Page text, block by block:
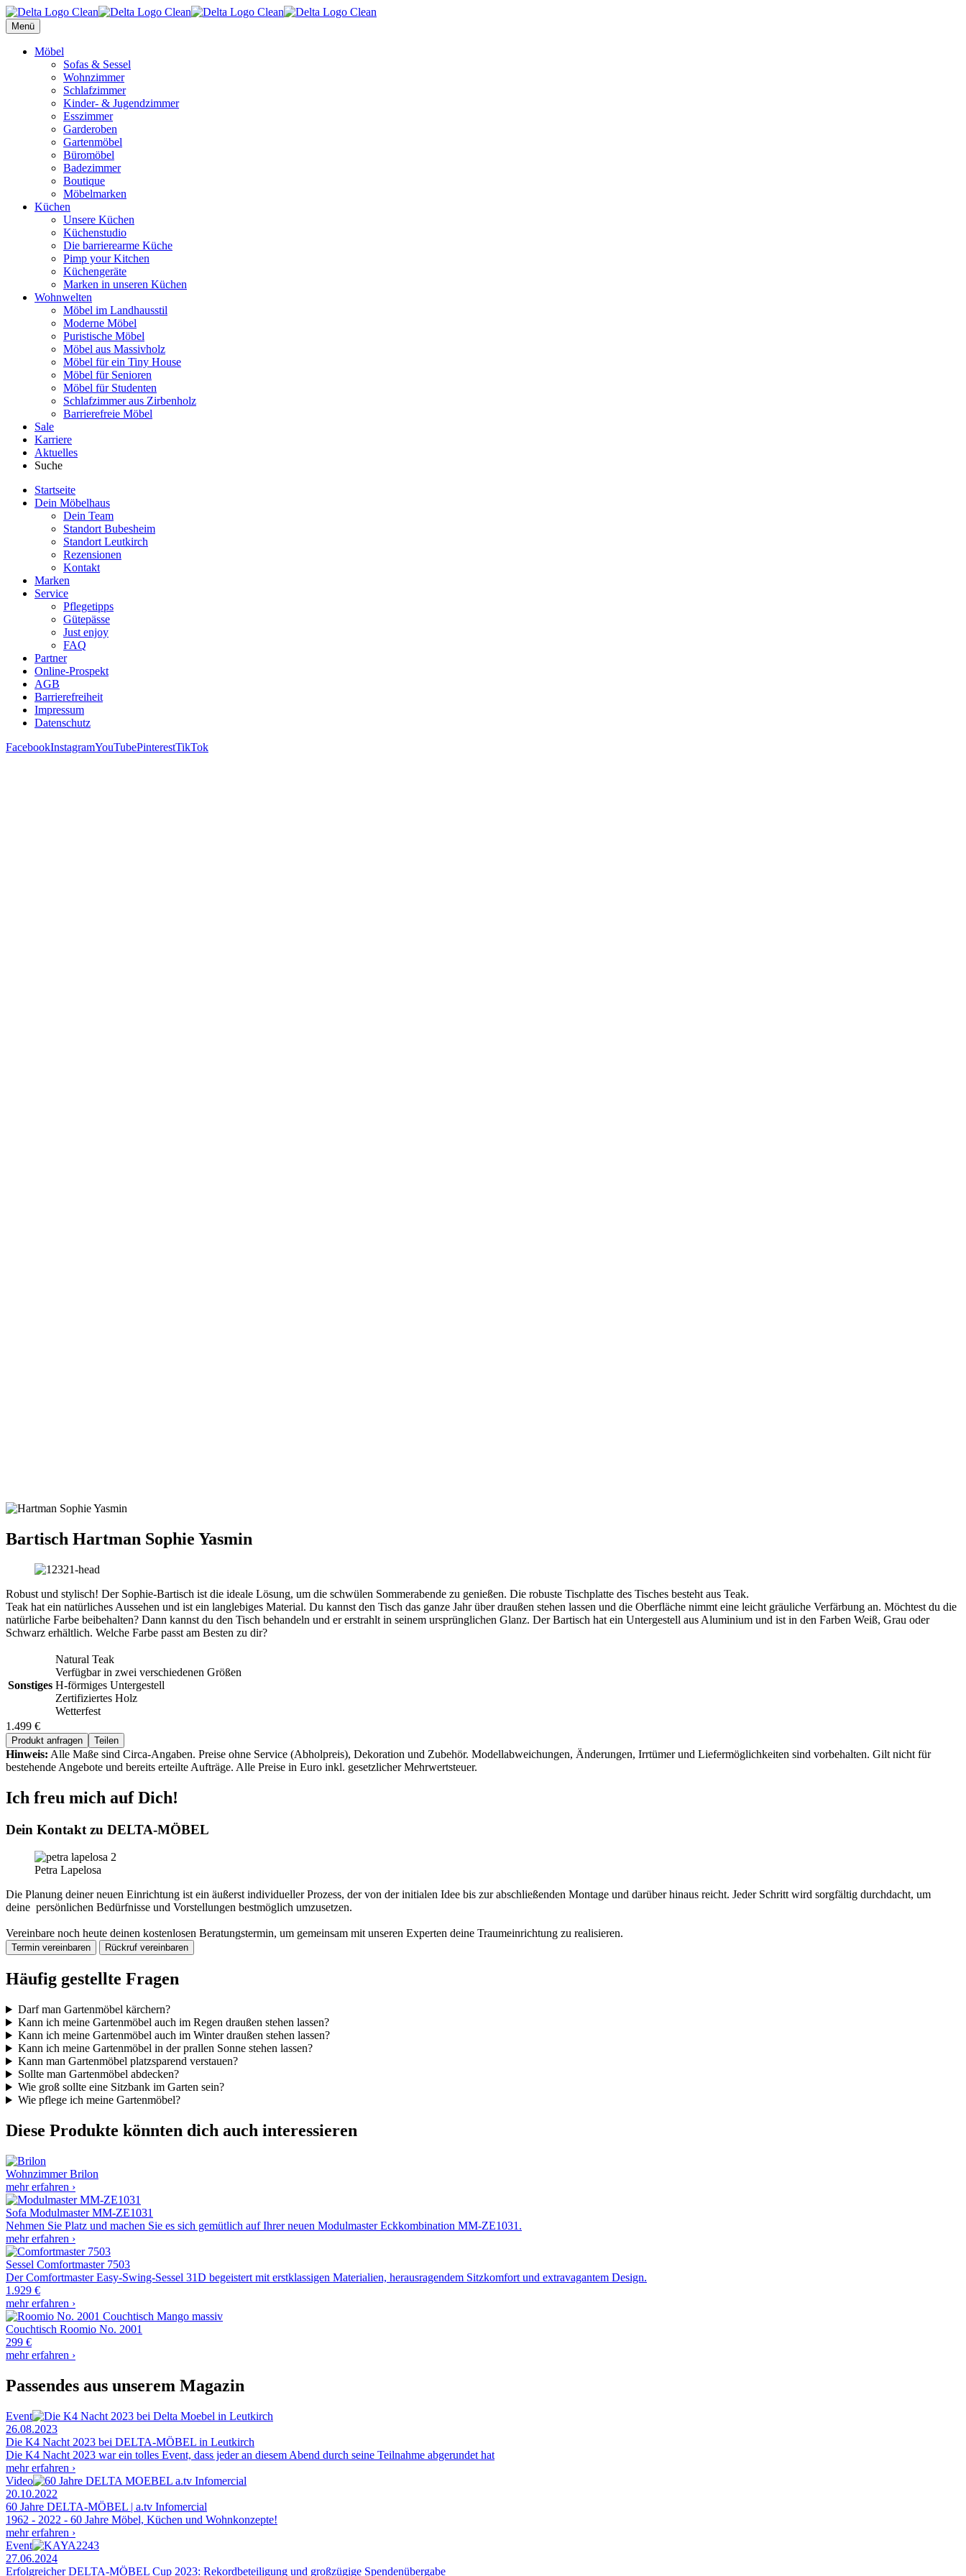
Menü
Möbel
Sofas & Sessel
Wohnzimmer
Schlafzimmer
Kinder- & Jugendzimmer
Esszimmer
Garderoben
Gartenmöbel
Büromöbel
Badezimmer
Boutique
Möbelmarken
Küchen
Unsere Küchen
Küchenstudio
Die barrierearme Küche
Pimp your Kitchen
Küchengeräte
Marken in unseren Küchen
Wohnwelten
Möbel im Landhausstil
Moderne Möbel
Puristische Möbel
Möbel aus Massivholz
Möbel für ein Tiny House
Möbel für Senioren
Möbel für Studenten
Schlafzimmer aus Zirbenholz
Barrierefreie Möbel
Sale
Karriere
Aktuelles
Suche
Startseite
Dein Möbelhaus
Dein Team
Standort Bubesheim
Standort Leutkirch
Rezensionen
Kontakt
Marken
Service
Pflegetipps
Gütepässe
Just enjoy
FAQ
Partner
Online-Prospekt
AGB
Barrierefreiheit
Impressum
Datenschutz
FacebookInstagramYouTubePinterestTikTok
Bartisch Hartman Sophie Yasmin
Robust und stylisch! Der Sophie-Bartisch ist die ideale Lösung, um die schwülen Sommerabende zu genießen. Die robuste Tischplatte des Tisches besteht aus Teak.
Teak hat ein natürliches Aussehen und ist ein langlebiges Material. Du kannst den Tisch das ganze Jahr über draußen stehen lassen und die Oberfläche nimmt eine leicht gräuliche Verfärbung an. Möchtest du die
natürliche Farbe beibehalten? Dann kannst du den Tisch behandeln und er erstrahlt in seinem ursprünglichen Glanz. Der Bartisch hat ein Untergestell aus Aluminium und ist in den Farben Weiß, Grau oder
Schwarz erhältlich. Welche Farbe passt am Besten zu dir?
Sonstiges
Natural Teak
Verfügbar in zwei verschiedenen Größen
H-förmiges Untergestell
Zertifiziertes Holz
Wetterfest
1.499 €
Produkt anfragen Teilen
Hinweis: Alle Maße sind Circa-Angaben. Preise ohne Service (Abholpreis), Dekoration und Zubehör. Modellabweichungen, Änderungen, Irrtümer und Liefermöglichkeiten sind vorbehalten. Gilt nicht für
bestehende Angebote und bereits erteilte Aufträge. Alle Preise in Euro inkl. gesetzlicher Mehrwertsteuer.
Ich freu mich auf Dich!
Dein Kontakt zu DELTA-MÖBEL
Petra Lapelosa
Die Planung deiner neuen Einrichtung ist ein äußerst individueller Prozess, der von der initialen Idee bis zur abschließenden Montage und darüber hinaus reicht. Jeder Schritt wird sorgfältig durchdacht, um
deine persönlichen Bedürfnisse und Vorstellungen bestmöglich umzusetzen.
Vereinbare noch heute deinen kostenlosen Beratungstermin, um gemeinsam mit unseren Experten deine Traumeinrichtung zu realisieren.
Termin vereinbaren Rückruf vereinbaren
Häufig gestellte Fragen
Darf man Gartenmöbel kärchern?
Kann ich meine Gartenmöbel auch im Regen draußen stehen lassen?
Kann ich meine Gartenmöbel auch im Winter draußen stehen lassen?
Kann ich meine Gartenmöbel in der prallen Sonne stehen lassen?
Kann man Gartenmöbel platzsparend verstauen?
Sollte man Gartenmöbel abdecken?
Wie groß sollte eine Sitzbank im Garten sein?
Wie pflege ich meine Gartenmöbel?
Diese Produkte könnten dich auch interessieren
WohnzimmerBrilon
mehr erfahren ›
Sofa Modulmaster MM-ZE1031
Nehmen Sie Platz und machen Sie es sich gemütlich auf Ihrer neuen Modulmaster Eckkombination MM-ZE1031.
mehr erfahren ›
Sessel Comfortmaster 7503
Der Comfortmaster Easy-Swing-Sessel 31D begeistert mit erstklassigen Materialien, herausragendem Sitzkomfort und extravagantem Design.
1.929 €
mehr erfahren ›
Couchtisch Roomio No. 2001
299 €
mehr erfahren ›
Passendes aus unserem Magazin
Event
26.08.2023
Die K4 Nacht 2023 bei DELTA-MÖBEL in Leutkirch
Die K4 Nacht 2023 war ein tolles Event, dass jeder an diesem Abend durch seine Teilnahme abgerundet hat
mehr erfahren ›
Video
20.10.2022
60 Jahre DELTA-MÖBEL | a.tv Infomercial
1962 - 2022 - 60 Jahre Möbel, Küchen und Wohnkonzepte!
mehr erfahren ›
Event
27.06.2024
Erfolgreicher DELTA-MÖBEL Cup 2023: Rekordbeteiligung und großzügige Spendenübergabe